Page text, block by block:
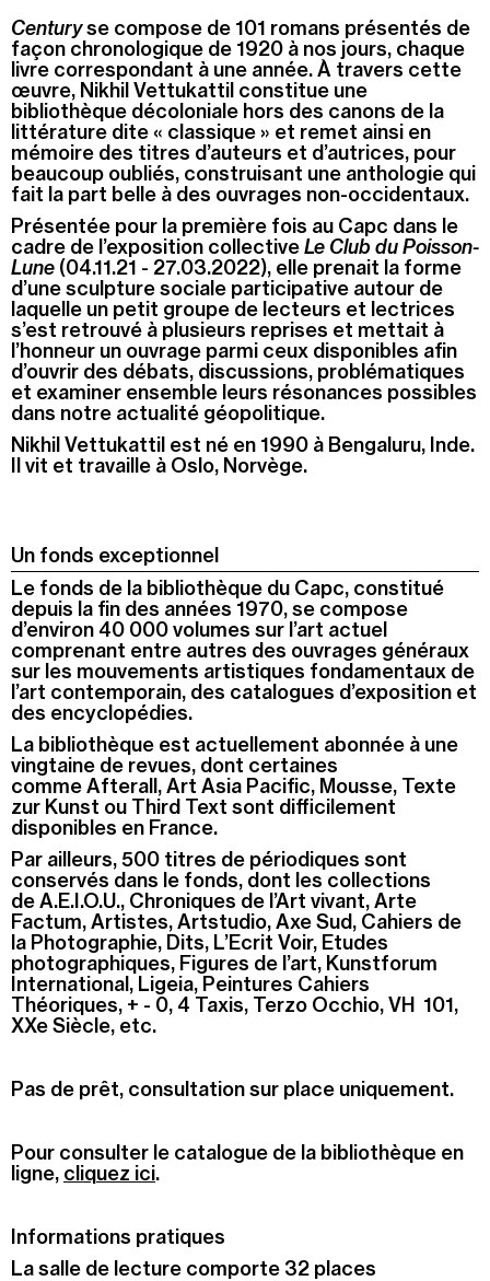
Centuryse compose de 101 romans présentés de
façon chronologique de 1920 à nos jours, chaque
livre correspondant à une année. À travers cette
œuvre, Nikhil Vettukattil constitue une
bibliothèque décoloniale hors des canons de la
littérature dite « classique » et remet ainsi en
mémoire des titres d’auteurs et d’autrices, pour
beaucoup oubliés, construisant une anthologie qui
fait la part belle à des ouvrages non-occidentaux.
Présentée pour la première fois au Capc dans le
cadre de l’exposition collectiveLe Club du Poisson-
Lune (04.11.21 - 27.03.2022), elle prenait la forme
d’une sculpture sociale participative autour de
laquelle un petit groupe de lecteurs et lectrices
s’est retrouvé à plusieurs reprises et mettait à
l’honneur un ouvrage parmi ceux disponibles afin
d’ouvrir des débats, discussions, problématiques
et examiner ensemble leurs résonances possibles
dans notre actualité géopolitique.
Nikhil Vettukattil est né en 1990 à Bengaluru, Inde.
Il vit et travaille à Oslo, Norvège.
Un fonds exceptionnel
Le fonds de la bibliothèque du Capc, constitué
depuis la fin des années 1970, se compose
d’environ 40 000 volumes sur l’art actuel
comprenant entre autres des ouvrages généraux
sur les mouvements artistiques fondamentaux de
l’art contemporain, des catalogues d’exposition et
des encyclopédies.
La bibliothèque est actuellement abonnée à une
vingtaine de revues, dont certaines
comme Afterall, Art Asia Pacific, Mousse, Texte
zur Kunst ou Third Text sont difficilement
disponibles en France.
Par ailleurs, 500 titres de périodiques sont
conservés dans le fonds, dont les collections
de A.E.I.O.U., Chroniques de l’Art vivant, Arte
Factum, Artistes, Artstudio, Axe Sud, Cahiers de
la Photographie, Dits, L’Ecrit Voir, Etudes
photographiques, Figures de l’art, Kunstforum
International, Ligeia, Peintures Cahiers
Théoriques, + - 0, 4 Taxis, Terzo Occhio, VH 101,
XXe Siècle, etc.
Pas de prêt, consultation sur place uniquement.
Pour consulter le catalogue de la bibliothèque en
ligne, cliquez ici.
Informations pratiques
La salle de lecture comporte 32 places